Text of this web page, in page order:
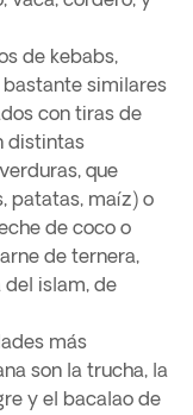
de kebabs,
bastante similares
con tiras de
distintas
que
patatas, maíz) o
de coco o
de ternera,
islam, de
más
son la trucha, la
y el bacalao de